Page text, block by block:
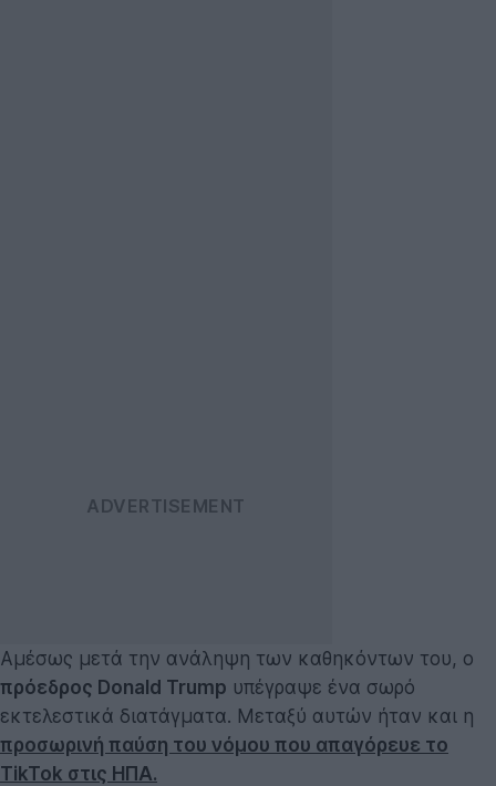
Αμέσως μετά την ανάληψη των καθηκόντων του, ο
πρόεδρος Donald Trump υπέγραψε ένα σωρό
εκτελεστικά διατάγματα. Μεταξύ αυτών ήταν και η
προσωρινή παύση του νόμου που απαγόρευε το
TikTok στις ΗΠΑ.